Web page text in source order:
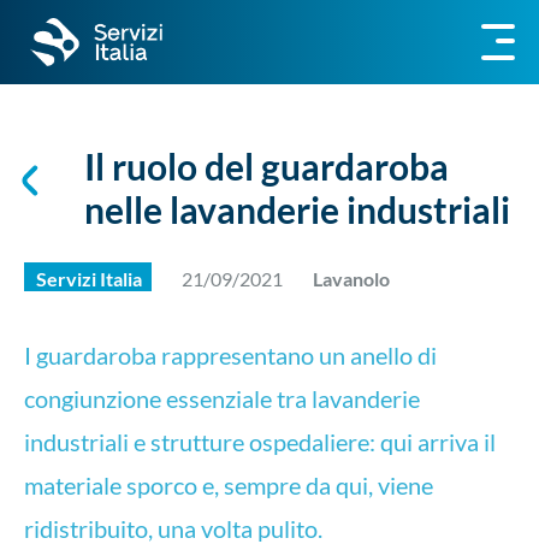
Il ruolo del guardaroba
nelle lavanderie industriali
Servizi Italia 21/09/2021 Lavanolo
I guardaroba rappresentano un anello di
congiunzione essenziale tra lavanderie
industriali e strutture ospedaliere: qui arriva il
materiale sporco e, sempre da qui, viene
ridistribuito, una volta pulito.